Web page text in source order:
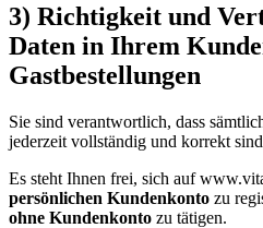
3) Richtigkeit und
Daten in Ihrem
Gastbestellungen
Sie sind verantwortlich, dass
jederzeit vollständig und korrekt
Es steht Ihnen frei, sich auf
persönlichen Kundenkonto zu
ohne Kundenkonto zu tätigen.